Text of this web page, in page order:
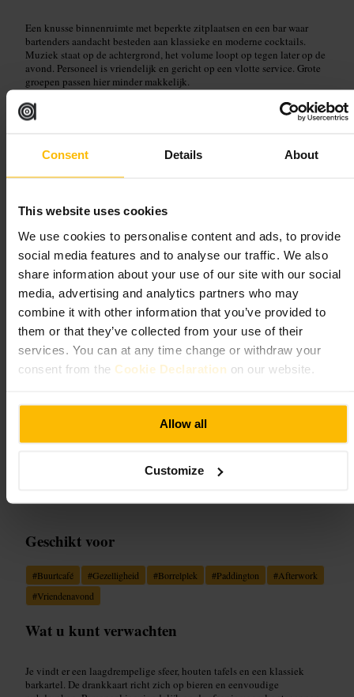
Consent Details About
This website uses cookies
We use cookies to personalise content and ads, to provide
social media features and to analyse our traffic. We also
share information about your use of our site with our social
media, advertising and analytics partners who may
combine it with other information that you’ve provided to
them or that they’ve collected from your use of their
services. You can at any time change or withdraw your
consent from the Cookie Declaration on our website.
Allow all
Customize
Een knusse binnenruimte met beperkte zitplaatsen en een bar waar
bartenders aandacht besteden aan klassieke en moderne cocktails.
Muziek staat op de achtergrond, het volume loopt op tegen later op de
avond. Personeel is vriendelijk en gericht op een vlotte service. Grote
groepen passen hier minder makkelijk.
Plan uw bezoek
Kom met een klein gezelschap of alleen als je een plek aan de bar wilt.
Neem identiteitsbewijs mee als dat nodig is. Reserveer of arriveer
de bar als je de cocktailbereiding wilt zien. Combineer je bezoek met
avondplannen in de buurt.
https://www.themitrehydepark.com/old-marys
24 Craven Terrace (onder the mitre pub), London W2 3QH, UK
The Bear Pub
•Bar
4,7
Afbeelding /www.thebearpaddington.com
ongedwongen drankje”
Geschikt voor
#Buurtcafé #Gezelligheid #Borrelplek #Paddington #Afterwork
#Vriendenavond
Wat u kunt verwachten
Je vindt er een laagdrempelige sfeer, houten tafels en een klassiek
barkartel. De drankkaart richt zich op bieren en eenvoudige